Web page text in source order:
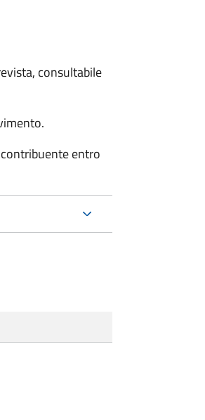
consultabile
entro